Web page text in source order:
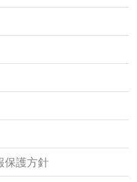
保護方針